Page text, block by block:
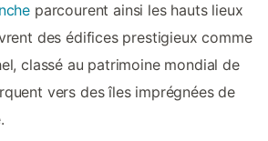
parcourent ainsi les hauts lieux
des édifices prestigieux comme
classé au patrimoine mondial de
vers des îles imprégnées de